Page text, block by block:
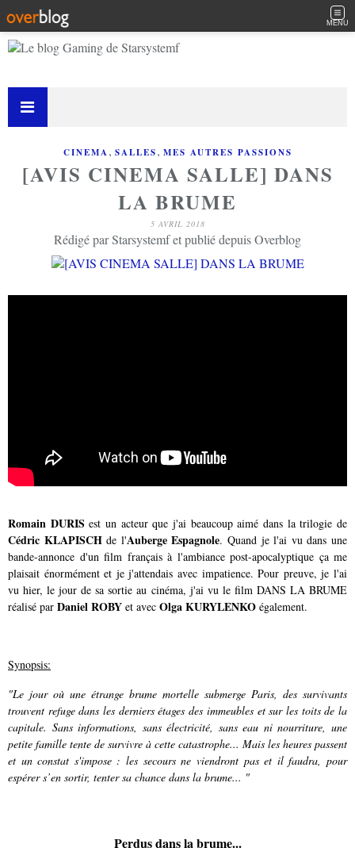
MENU
CINEMA, SALLES, MES AUTRES PASSIONS
[AVIS CINEMA SALLE] DANS
LA BRUME
5 AVRIL 2018
Rédigé par Starsystemf et publié depuis Overblog
Romain DURIS est un acteur que j'ai beaucoup aimé dans la trilogie de
Cédric KLAPISCHde l'Auberge Espagnole. Quand je l'ai vu dans une
bande-annonce d'un film français à l'ambiance post-apocalyptique ça me
plaisait énormément et je j'attendais avec impatience. Pour preuve, je l'ai
vu hier, le jour de sa sortie au cinéma, j'ai vu le film DANS LA BRUME
réalisé par Daniel ROBY et avec Olga KURYLENKO également.
Synopsis:
"Le jour où une étrange brume mortelle submerge Paris, des survivants
trouvent refuge dans les derniers étages des immeubles et sur les toits de la
capitale. Sans informations, sans électricité, sans eau ni nourriture, une
petite famille tente de survivre à cette catastrophe... Mais les heures passent
et un constat s'impose : les secours ne viendront pas et il faudra, pour
espérer s’en sortir, tenter sa chance dans la brume... "
Perdus dans la brume...